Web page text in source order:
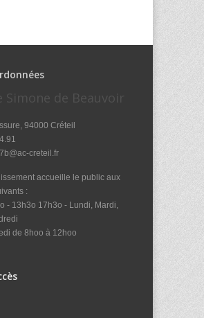
Simone de Beauvoir
94000 Créteil
creteil.fr
accueille le public aux
:
- 13h3o 17h3o - Lundi, Mardi,
de 8hoo à 12hoo